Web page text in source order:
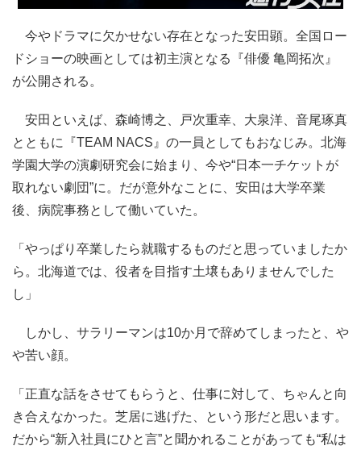
今やドラマに欠かせない存在となった安田顕。全国ロー
ドショーの映画としては初主演となる『俳優 亀岡拓次』
が公開される。
安田といえば、森崎博之、戸次重幸、大泉洋、音尾琢真
とともに『TEAM NACS』の一員としてもおなじみ。北海
学園大学の演劇研究会に始まり、今や“日本一チケットが
取れない劇団”に。だが意外なことに、安田は大学卒業
後、病院事務として働いていた。
「やっぱり卒業したら就職するものだと思っていましたか
ら。北海道では、役者を目指す土壌もありませんでした
し」
しかし、サラリーマンは10か月で辞めてしまったと、や
や苦い顔。
「正直な話をさせてもらうと、仕事に対して、ちゃんと向
き合えなかった。芝居に逃げた、という形だと思います。
だから“新入社員にひと言”と聞かれることがあっても“私は